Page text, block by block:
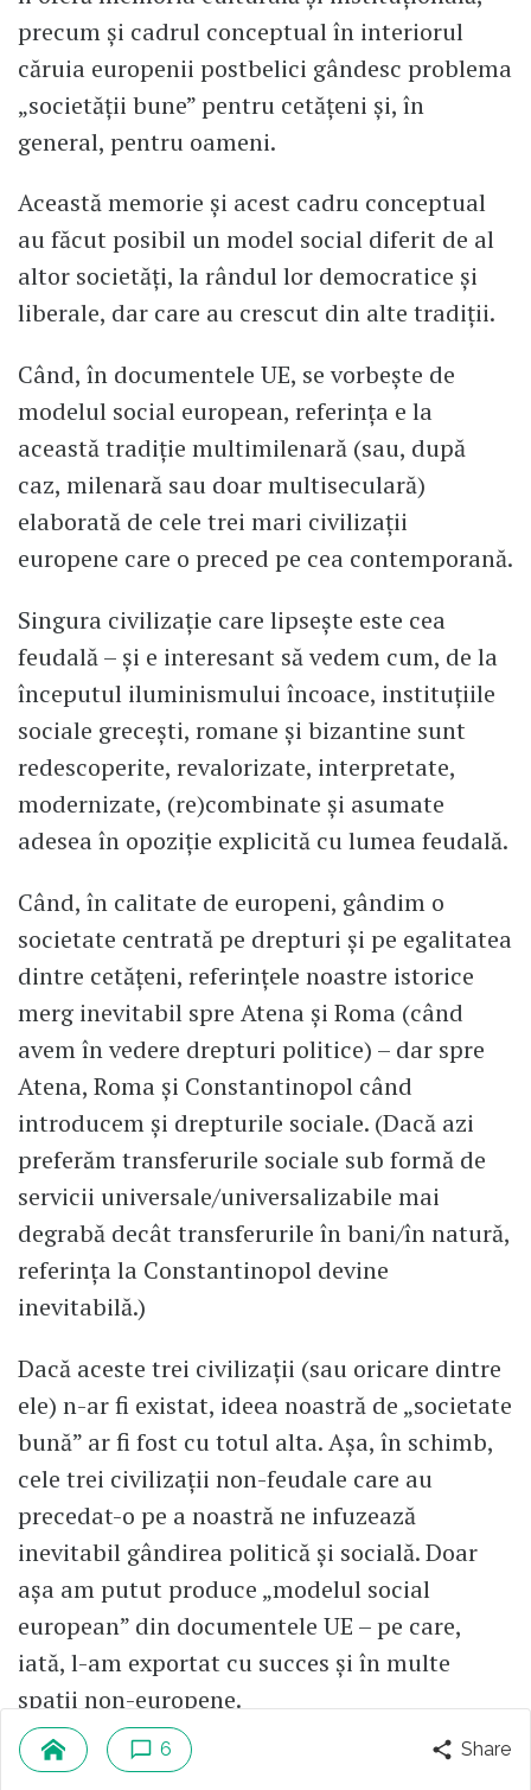
precum și cadrul conceptual în interiorul
căruia europenii postbelici gândesc problema
„societății bune” pentru cetățeni și, în
general, pentru oameni.
Această memorie și acest cadru conceptual
au făcut posibil un model social diferit de al
altor societăți, la rândul lor democratice și
liberale, dar care au crescut din alte tradiții.
Când, în documentele UE, se vorbește de
modelul social european, referința e la
această tradiție multimilenară (sau, după
caz, milenară sau doar multiseculară)
elaborată de cele trei mari civilizații
europene care o preced pe cea contemporană.
Singura civilizație care lipsește este cea
feudală – și e interesant să vedem cum, de la
începutul iluminismului încoace, instituțiile
sociale grecești, romane și bizantine sunt
redescoperite, revalorizate, interpretate,
modernizate, (re)combinate și asumate
adesea în opoziție explicită cu lumea feudală.
Când, în calitate de europeni, gândim o
societate centrată pe drepturi și pe egalitatea
dintre cetățeni, referințele noastre istorice
merg inevitabil spre Atena și Roma (când
avem în vedere drepturi politice) – dar spre
Atena, Roma și Constantinopol când
introducem și drepturile sociale. (Dacă azi
preferăm transferurile sociale sub formă de
servicii universale/universalizabile mai
degrabă decât transferurile în bani/în natură,
referința la Constantinopol devine
inevitabilă.)
Dacă aceste trei civilizații (sau oricare dintre
ele) n-ar fi existat, ideea noastră de „societate
bună” ar fi fost cu totul alta. Așa, în schimb,
cele trei civilizații non-feudale care au
precedat-o pe a noastră ne infuzează
inevitabil gândirea politică și socială. Doar
așa am putut produce „modelul social
european” din documentele UE – pe care,
iată, l-am exportat cu succes și în multe
spații non-europene.
Dacă acest model social diferă (parțial) de cel
6 Share